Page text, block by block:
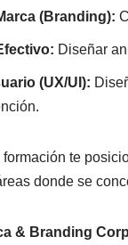
(Branding):
Diseñar
(UX/UI):
formación te
donde se
& Branding